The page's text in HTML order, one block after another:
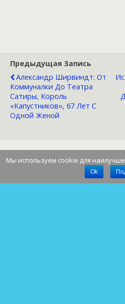
Предыдущая Запись
Александр Ширвиндт: От
Коммуналки До Театра
Сатиры, Король
«капустников», 67 Лет С
Одной Женой
Мы используем cookie для
Ok